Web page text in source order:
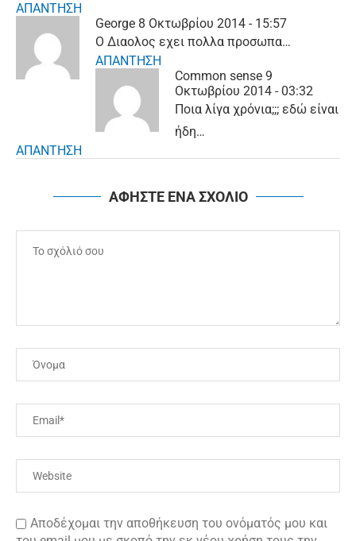
ΑΠΑΝΤΗΣΗ
George 8 Οκτωβρίου 2014 - 15:57
Ο Διαολος εχει πολλα προσωπα…
ΑΠΑΝΤΗΣΗ
Common sense 9
Οκτωβρίου 2014 - 03:32
Ποια λίγα χρόνια;;; εδώ είναι
ήδη…
ΑΠΑΝΤΗΣΗ
ΑΦΗΣΤΕ ΕΝΑ ΣΧΟΛΙΟ
Αποδέχομαι την αποθήκευση του ονόματός μου και